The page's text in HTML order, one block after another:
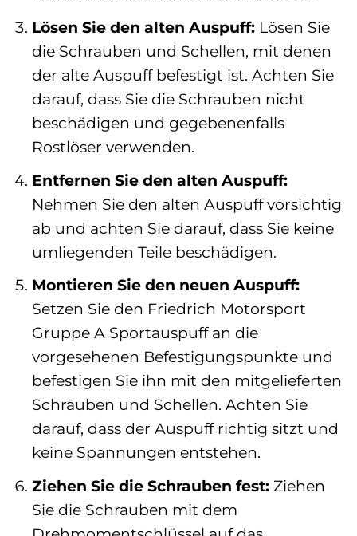
Lösen Sie den alten Auspuff:Lösen Sie
die Schrauben und Schellen, mit denen
der alte Auspuff befestigt ist. Achten Sie
darauf, dass Sie die Schrauben nicht
beschädigen und gegebenenfalls
Rostlöser verwenden.
Entfernen Sie den alten Auspuff:
Nehmen Sie den alten Auspuff vorsichtig
ab und achten Sie darauf, dass Sie keine
umliegenden Teile beschädigen.
Montieren Sie den neuen Auspuff:
Setzen Sie den Friedrich Motorsport
Gruppe A Sportauspuff an die
vorgesehenen Befestigungspunkte und
befestigen Sie ihn mit den mitgelieferten
Schrauben und Schellen. Achten Sie
darauf, dass der Auspuff richtig sitzt und
keine Spannungen entstehen.
Ziehen Sie die Schrauben fest:Ziehen
Sie die Schrauben mit dem